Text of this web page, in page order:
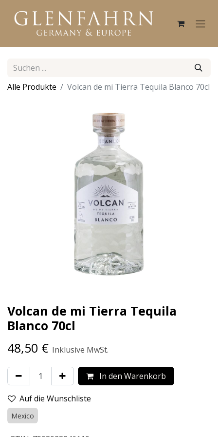
Alle Produkte Volcan de mi Tierra Tequila Blanco 70cl
Volcan de mi Tierra Tequila
Blanco 70cl
48,50 € Inklusive MwSt.
In den Warenkorb
Auf die Wunschliste
Mexico